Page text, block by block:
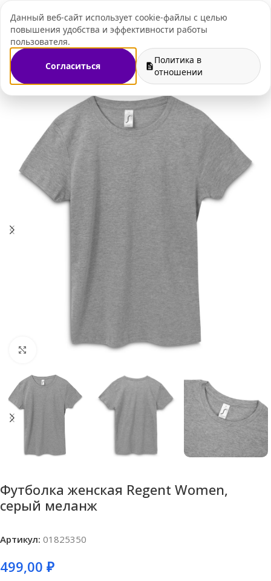
Данный веб-сайт использует cookie-файлы с целью
повышения удобства и эффективности работы
пользователя.
Согласиться
Политика в
отношении
+7 (495) 109-07-
мерч Промо футболки с нанесением логотипа
Нажмите, чтобы увеличить
Футболка женская Regent Women,
серый меланж
Артикул: 01825350
499,00 ₽